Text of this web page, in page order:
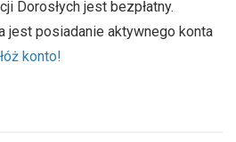
Dorosłych jest bezpłatny.
jest posiadanie aktywnego konta
konto!